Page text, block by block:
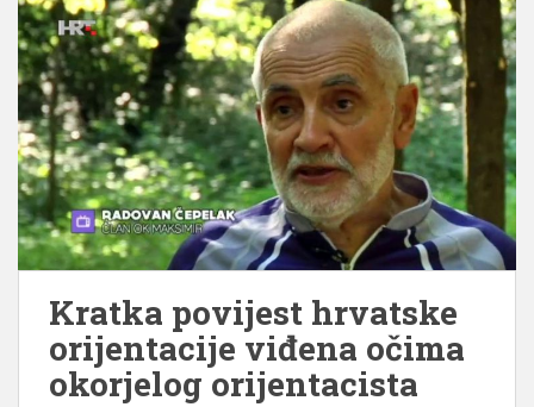
Kratka povijest hrvatske
orijentacije viđena očima
okorjelog orijentacista